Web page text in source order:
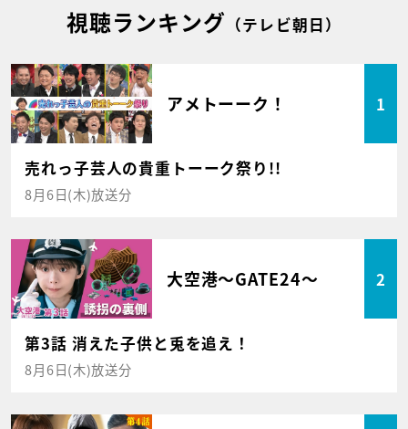
視聴ランキング （テレビ朝日）
アメトーーク！ 1
売れっ子芸人の貴重トーーク祭り!!
8月6日(木)放送分
大空港～GATE24～ 2
第3話 消えた子供と兎を追え！
8月6日(木)放送分